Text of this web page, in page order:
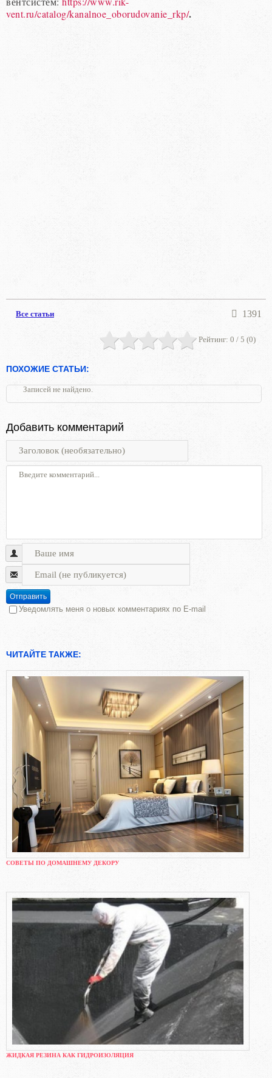
vent.ru/catalog/kanalnoe_oborudovanie_rkp/.
Все статьи 1391
Рейтинг: 0 / 5 (0)
ПОХОЖИЕ СТАТЬИ:
Записей не найдено.
Добавить комментарий
Отправить
Уведомлять меня о новых комментариях по E-mail
ЧИТАЙТЕ ТАКЖЕ:
СОВЕТЫ ПО ДОМАШНЕМУ ДЕКОРУ
ЖИДКАЯ РЕЗИНА КАК ГИДРОИЗОЛЯЦИЯ